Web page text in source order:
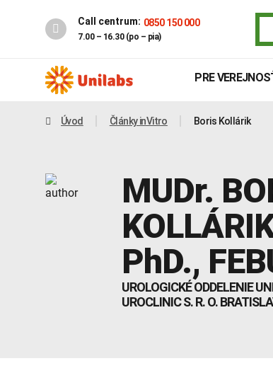
Call centrum: 0850 150 000
7.00 – 16.30 (po – pia)
Genetika
INTOLERANCIA
PRE
Úvod Články inVitro Boris Kollárik
MUDr.
PhD.,
UROLOGICKÉ ODDELENIE
UROCLINIC S. R. O.